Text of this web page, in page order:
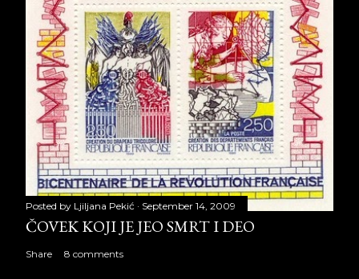
Posted by Ljiljana Pekić September 14, 2009
ČOVEK KOJI JE JEO SMRT I DEO
Share 8 comments